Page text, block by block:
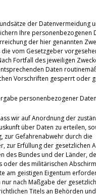
der Datenvermeidung
Ihre personenbezogenen
der hier genannten
vom Gesetzgeber
Fortfall des jeweiligen
Daten
Vorschriften gesperrt oder
personenbezogener Daten
wir auf Anordnung der
über Daten zu erteilen,
zur Gefahrenabwehr durch die
zur Erfüllung der gesetzlichen
des Bundes und der Länder,
oder des militärischen
am geistigen Eigentum
nach Maßgabe der
Titels an Behörden